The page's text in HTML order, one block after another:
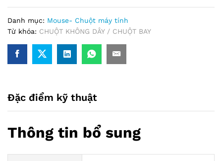
Danh mục: Mouse- Chuột máy tính
Từ khóa: CHUỘT KHÔNG DÂY / CHUỘT BAY
Đặc điểm kỹ thuật
Thông tin bổ sung